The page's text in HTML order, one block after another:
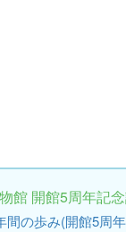
館 開館5周年
間の歩み(開館5周